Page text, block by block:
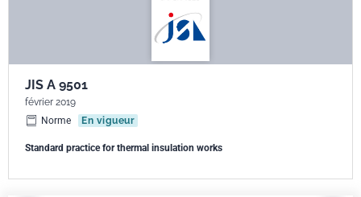
JIS A 9501
février 2019
Norme
En vigueur
Standard practice for thermal insulation works